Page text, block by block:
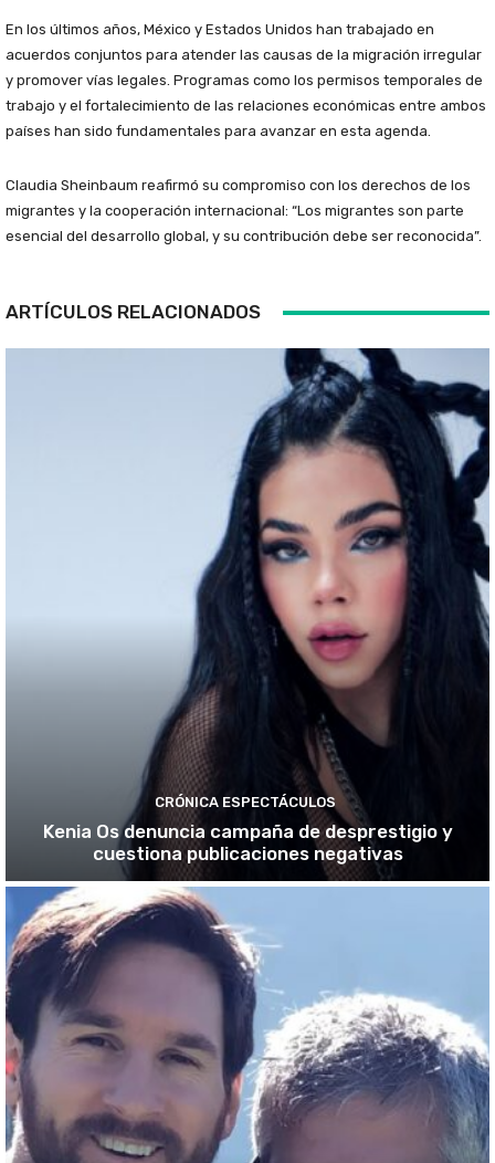
En los últimos años, México y Estados Unidos han trabajado en
acuerdos conjuntos para atender las causas de la migración irregular
y promover vías legales. Programas como los permisos temporales de
trabajo y el fortalecimiento de las relaciones económicas entre ambos
países han sido fundamentales para avanzar en esta agenda.
Claudia Sheinbaum reafirmó su compromiso con los derechos de los
migrantes y la cooperación internacional: “Los migrantes son parte
esencial del desarrollo global, y su contribución debe ser reconocida”.
ARTÍCULOS RELACIONADOS
CRÓNICA ESPECTÁCULOS
Kenia Os denuncia campaña de desprestigio y
cuestiona publicaciones negativas